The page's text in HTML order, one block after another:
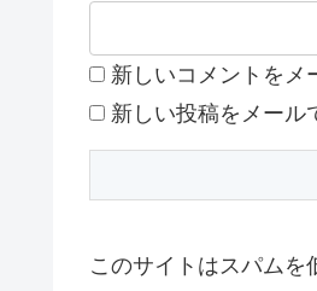
新しいコメントをメ
新しい投稿をメール
このサイトはスパムを